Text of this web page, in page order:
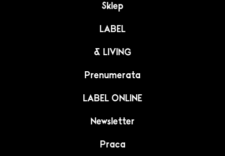
Sklep
LABEL
& LIVING
Prenumerata
LABEL ONLINE
Newsletter
Praca